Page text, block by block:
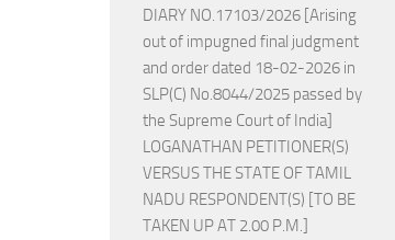
DIARY NO.17103/2026 [Arising
out of impugned final judgment
and order dated 18-02-2026 in
SLP(C) No.8044/2025 passed by
the Supreme Court of India]
LOGANATHAN PETITIONER(S)
VERSUS THE STATE OF TAMIL
NADU RESPONDENT(S) [TO BE
TAKEN UP AT 2.00 P.M.]